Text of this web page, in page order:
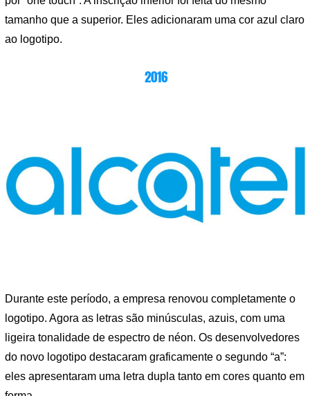
tamanho que a superior. Eles adicionaram uma cor azul claro
ao logotipo.
2016
Durante este período, a empresa renovou completamente o
logotipo. Agora as letras são minúsculas, azuis, com uma
ligeira tonalidade de espectro de néon. Os desenvolvedores
do novo logotipo destacaram graficamente o segundo “a”:
eles apresentaram uma letra dupla tanto em cores quanto em